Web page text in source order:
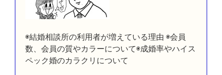
◉結婚相談所の利用者が増えている理由 ◉会員
数、会員の質やカラーについて◉成婚率やハイス
ペック婚のカラクリについて